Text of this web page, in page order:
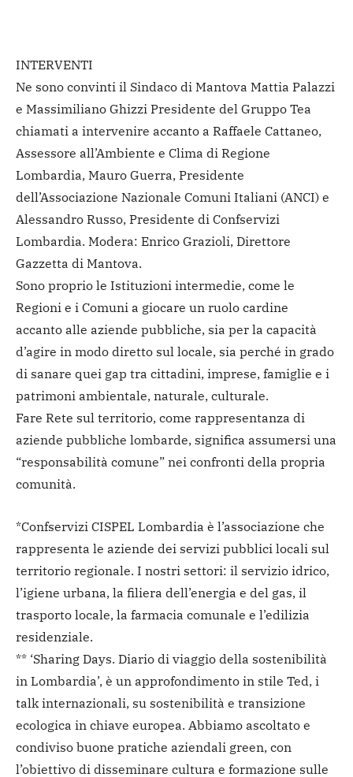
INTERVENTI
Ne sono convinti il Sindaco di Mantova Mattia Palazzi
e Massimiliano Ghizzi Presidente del Gruppo Tea
chiamati a intervenire accanto a Raffaele Cattaneo,
Assessore all’Ambiente e Clima di Regione
Lombardia, Mauro Guerra, Presidente
dell’Associazione Nazionale Comuni Italiani (ANCI) e
Alessandro Russo, Presidente di Confservizi
Lombardia. Modera: Enrico Grazioli, Direttore
Gazzetta di Mantova.
Sono proprio le Istituzioni intermedie, come le
Regioni e i Comuni a giocare un ruolo cardine
accanto alle aziende pubbliche, sia per la capacità
d’agire in modo diretto sul locale, sia perché in grado
di sanare quei gap tra cittadini, imprese, famiglie e i
patrimoni ambientale, naturale, culturale.
Fare Rete sul territorio, come rappresentanza di
aziende pubbliche lombarde, significa assumersi una
“responsabilità comune” nei confronti della propria
comunità.
*Confservizi CISPEL Lombardia è l’associazione che
rappresenta le aziende dei servizi pubblici locali sul
territorio regionale. I nostri settori: il servizio idrico,
l’igiene urbana, la filiera dell’energia e del gas, il
trasporto locale, la farmacia comunale e l’edilizia
residenziale.
** ‘Sharing Days. Diario di viaggio della sostenibilità
in Lombardia’, è un approfondimento in stile Ted, i
talk internazionali, su sostenibilità e transizione
ecologica in chiave europea. Abbiamo ascoltato e
condiviso buone pratiche aziendali green, con
l’obiettivo di disseminare cultura e formazione sulle